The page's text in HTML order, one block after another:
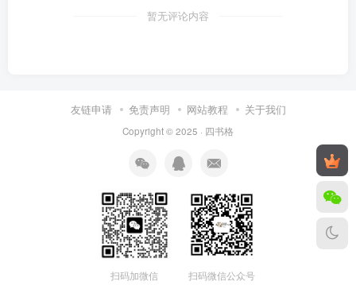
暂无评论内容
友链申请 免责声明 网站教程 关于我们
Copyright © 2025 · 四书格
扫码加微信 扫码微信公众号